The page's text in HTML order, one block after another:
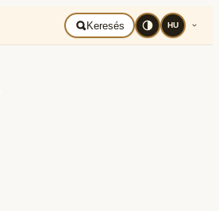
Keresés HU